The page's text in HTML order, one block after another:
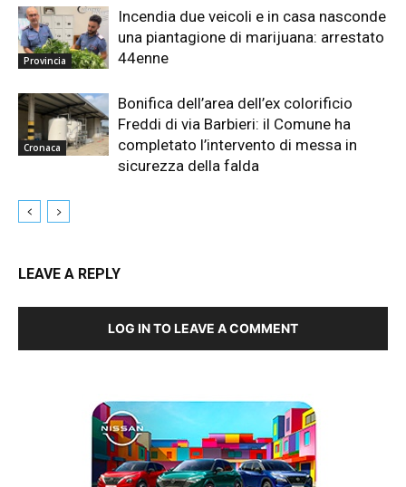
Provincia
Incendia due veicoli e in casa nasconde
una piantagione di marijuana: arrestato
44enne
Cronaca
Bonifica dell’area dell’ex colorificio
Freddi di via Barbieri: il Comune ha
completato l’intervento di messa in
sicurezza della falda
LEAVE A REPLY
LOG IN TO LEAVE A COMMENT